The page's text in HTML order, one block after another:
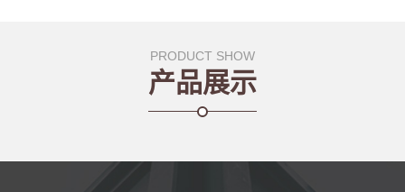
PRODUCT SHOW
产品展示